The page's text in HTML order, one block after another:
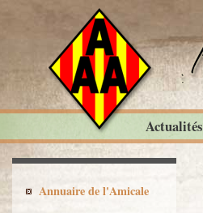
Actualités
Annuaire de l'Amicale